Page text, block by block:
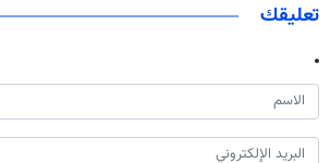
تعليقك